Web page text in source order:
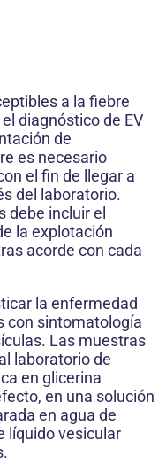
a la fiebre
diagnóstico de EV
de
es necesario
el fin de llegar a
del laboratorio.
debe incluir el
la explotación
acorde con cada
la enfermedad
con sintomatología
Las muestras
laboratorio de
en glicerina
en una solución
en agua de
líquido vesicular